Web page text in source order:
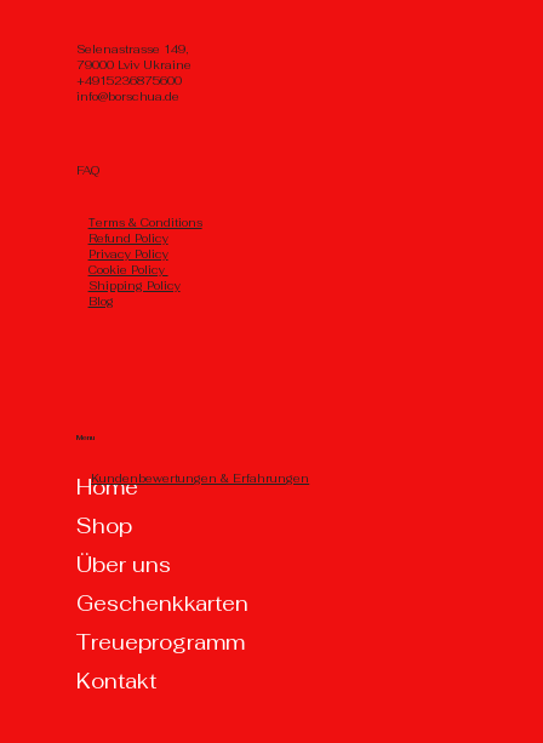
Selenastrasse 149,
79000 Lviv Ukraine
+4915236875600
info@borschua.de
Menu
Home
Shop
Über uns
Geschenkkarten
Treueprogramm
Kontakt
FAQ
Тerms & Conditions
Refund Policy
Privacy Policy
Cookie Policy
Shipping Policy
Blog
Kundenbewertungen & Erfahrungen